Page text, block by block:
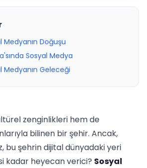
Medyanın Doğuşu
Sosyal Medya
Medyanın Geleceği
zenginlikleri hem de
bilinen bir şehir. Ancak,
bu şehrin dijital dünyadaki yeri
kadar heyecan verici? Sosyal